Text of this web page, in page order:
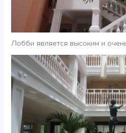
Лобби является высоким и